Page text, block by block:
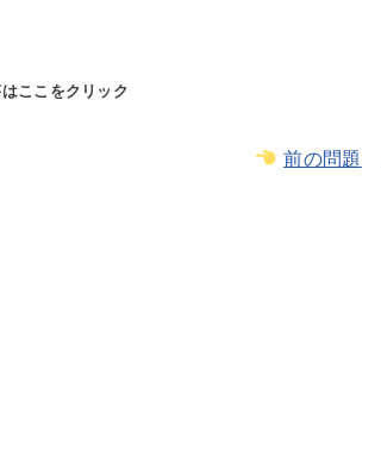
ここをクリック
前の問題